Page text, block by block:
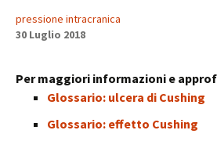
pressione intracranica
30 Luglio 2018
Per maggiori informazioni e
Glossario: ulcera di Cushing
Glossario: effetto Cushing